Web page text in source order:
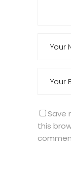
Save
this